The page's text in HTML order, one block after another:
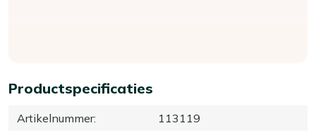
Productspecificaties
Artikelnummer:
113119